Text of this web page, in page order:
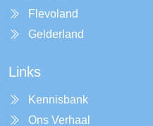
Flevoland
Gelderland
Links
Kennisbank
Ons Verhaal